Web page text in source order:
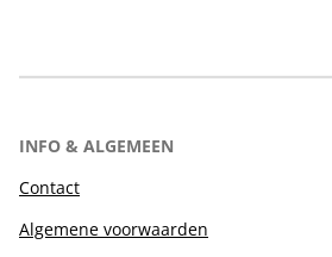
INFO & ALGEMEEN
Contact
Algemene voorwaarden